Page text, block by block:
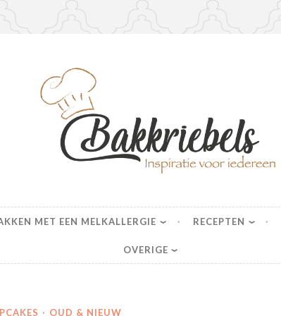
MET EEN MELKALLERGIE RECEPTEN
OVERIGE
· OUD & NIEUW